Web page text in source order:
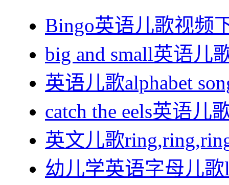
Bingo英语儿歌视频
big and small英语儿
英语儿歌alphabet
catch the eels英语儿
英文儿歌
幼儿学英语字母儿歌